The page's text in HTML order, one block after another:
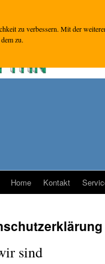
Home Kontakt
sind
zu verbessern. Mit der
zu.